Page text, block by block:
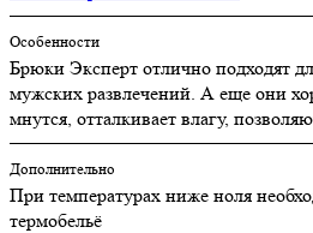
Особенности
Брюки Эксперт отлично подходят
мужских развлечений. А еще они
мнутся, отталкивает влагу,
Дополнительно
При температурах ниже ноля
термобельё